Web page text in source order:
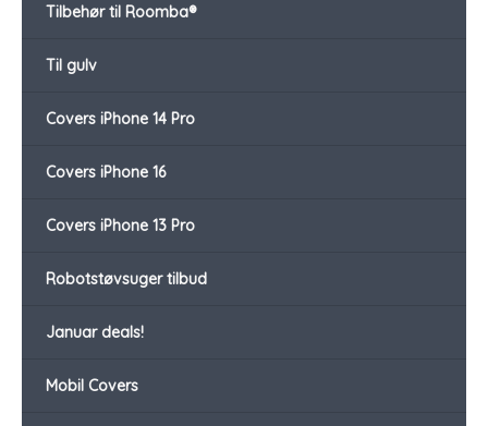
Tilbehør til Roomba®
Til gulv
Covers iPhone 14 Pro
Covers iPhone 16
Covers iPhone 13 Pro
Robotstøvsuger tilbud
Januar deals!
Mobil Covers